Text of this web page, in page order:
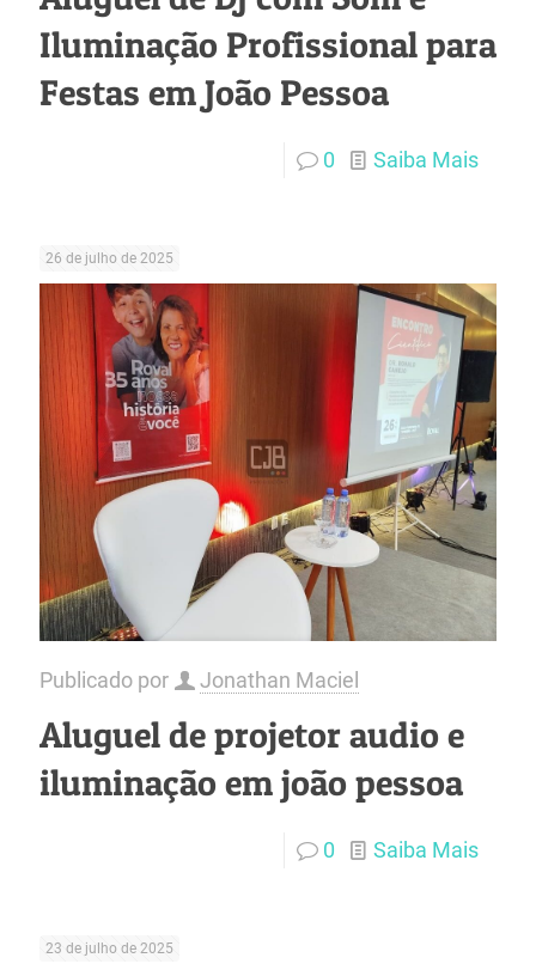
Iluminação Profissional para
Festas em João Pessoa
0 Saiba Mais
26 de julho de 2025
Publicado por Jonathan Maciel
Aluguel de projetor audio e
iluminação em joão pessoa
0 Saiba Mais
23 de julho de 2025